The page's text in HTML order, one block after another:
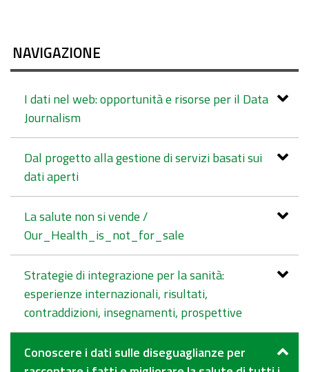
NAVIGAZIONE
I dati nel web: opportunità e risorse per il Data
Journalism
Dal progetto alla gestione di servizi basati sui
dati aperti
La salute non si vende /
Our_Health_is_not_for_sale
Strategie di integrazione per la sanità:
esperienze internazionali, risultati,
contraddizioni, insegnamenti, prospettive
Conoscere i dati sulle diseguaglianze per